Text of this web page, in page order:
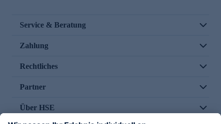
Service & Beratung
Zahlung
Rechtliches
Partner
Über HSE